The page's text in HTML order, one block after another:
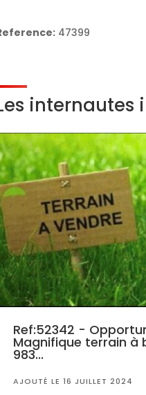
47399
internautes
Ref:52342 -
Magnifique terrain à
983...
AJOUTÉ LE 16 JUILLET 2024